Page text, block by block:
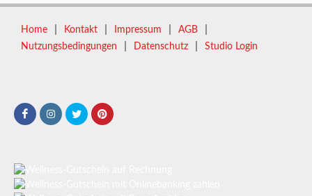
Home Kontakt Impressum AGB
Nutzungsbedingungen Datenschutz Studio Login